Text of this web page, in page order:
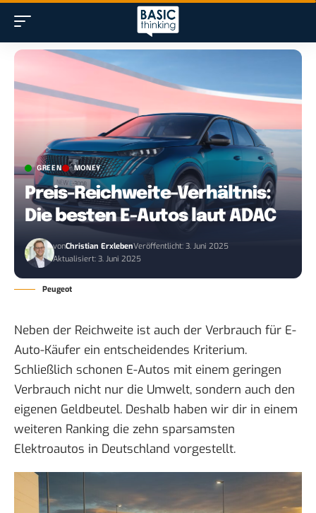
GREEN MONEY
Preis-Reichweite-Verhältnis:
Die besten E-Autos laut ADAC
vonChristian ErxlebenVeröffentlicht: 3. Juni 2025
Aktualisiert: 3. Juni 2025
Peugeot
Neben der Reichweite ist auch der Verbrauch für E-
Auto-Käufer ein entscheidendes Kriterium.
Schließlich schonen E-Autos mit einem geringen
Verbrauch nicht nur die Umwelt, sondern auch den
eigenen Geldbeutel. Deshalb haben wir dir in einem
weiteren Ranking die zehn sparsamsten
Elektroautos in Deutschland vorgestellt.